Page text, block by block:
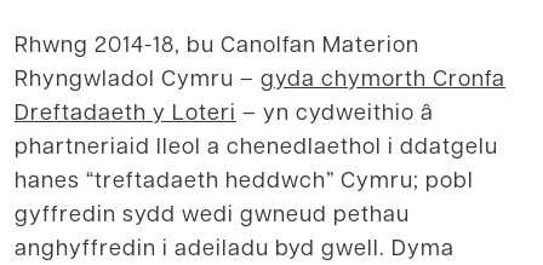
Rhwng 2014-18, bu Canolfan Materion
Rhyngwladol Cymru – gyda chymorth Cronfa
Dreftadaeth y Loteri – yn cydweithio â
phartneriaid lleol a chenedlaethol i ddatgelu
hanes “treftadaeth heddwch” Cymru; pobl
gyffredin sydd wedi gwneud pethau
anghyffredin i adeiladu byd gwell. Dyma